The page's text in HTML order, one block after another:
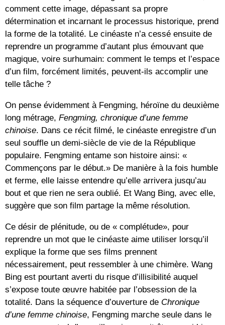
comment cette image, dépassant sa propre
détermination et incarnant le processus historique, prend
la forme de la totalité. Le cinéaste n’a cessé ensuite de
reprendre un programme d’autant plus émouvant que
magique, voire surhumain: comment le temps et l’espace
d’un film, forcément limités, peuvent-ils accomplir une
telle tâche ?
On pense évidemment à Fengming, héroïne du deuxième
long métrage, Fengming, chronique d’une femme
chinoise. Dans ce récit filmé, le cinéaste enregistre d’un
seul souffle un demi-siècle de vie de la République
populaire. Fengming entame son histoire ainsi: «
Commençons par le début.» De manière à la fois humble
et ferme, elle laisse entendre qu’elle arrivera jusqu’au
bout et que rien ne sera oublié. Et Wang Bing, avec elle,
suggère que son film partage la même résolution.
Ce désir de plénitude, ou de « complétude», pour
reprendre un mot que le cinéaste aime utiliser lorsqu’il
explique la forme que ses films prennent
nécessairement, peut ressembler à une chimère. Wang
Bing est pourtant averti du risque d’illisibilité auquel
s’expose toute œuvre habitée par l’obsession de la
totalité. Dans la séquence d’ouverture de Chronique
d’une femme chinoise, Fengming marche seule dans le